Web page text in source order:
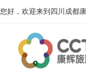
您好，欢迎来到四川成都